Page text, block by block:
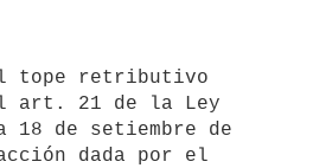
tope retributivo
art. 21 de la Ley
18 de setiembre de
dada por el